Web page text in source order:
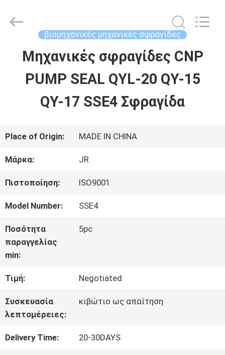
ΣΠΊΤΙ
ΠΡΟΪΌΝΤΑ
ΒΊΝΤΕΟ
ΠΕΡΊΠΟΥ
ΓΎΡΟΣ
ΕΡΓΟΣΤΑΣΊΩΝ
ΈΛΕΓΧΟΣ
International
βιομηχανικές μηχανικές σφραγίδες
Μηχανικές σφραγίδες CNP
PUMP SEAL QYL-20 QY-15
QY-17 SSE4 Σφραγίδα
Place of Origin: MADE IN CHINA
Μάρκα: JR
Πιστοποίηση: ISO9001
Model Number: SSE4
Ποσότητα
παραγγελίας
min:
5pc
Τιμή: Negotiated
Συσκευασία
λεπτομέρειες:
κιβώτιο ως απαίτηση
Delivery Time: 20-30DAYS